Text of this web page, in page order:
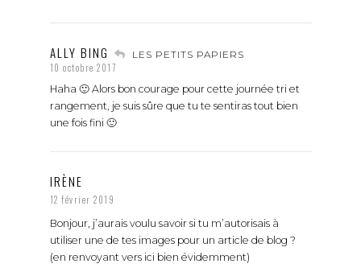
ALLY BING LES PETITS PAPIERS
10 octobre 2017
Haha 🙂 Alors bon courage pour cette journée tri et
rangement, je suis sûre que tu te sentiras tout bien
une fois fini 🙂
IRÈNE
12 février 2019
Bonjour, j’aurais voulu savoir si tu m’autorisais à
utiliser une de tes images pour un article de blog ?
(en renvoyant vers ici bien évidemment)